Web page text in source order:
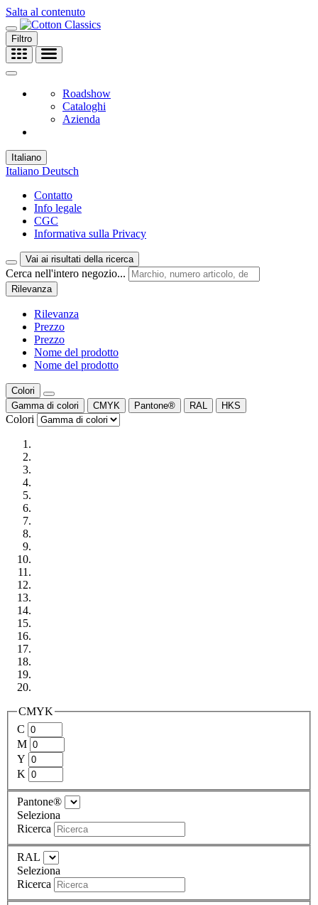
Salta al contenuto
Filtro
Roadshow
Cataloghi
Azienda
Italiano
Italiano Deutsch
Contatto
Info legale
CGC
Informativa sulla Privacy
Vai ai risultati della ricerca
Cerca nell'intero negozio...
Rilevanza
Rilevanza
Prezzo
Prezzo
Nome del prodotto
Nome del prodotto
Colori
Gamma di colori
CMYK Pantone® RAL HKS
Colori
CMYK
C
M
Y
K
Pantone®
Seleziona
Ricerca
RAL
Seleziona
Ricerca